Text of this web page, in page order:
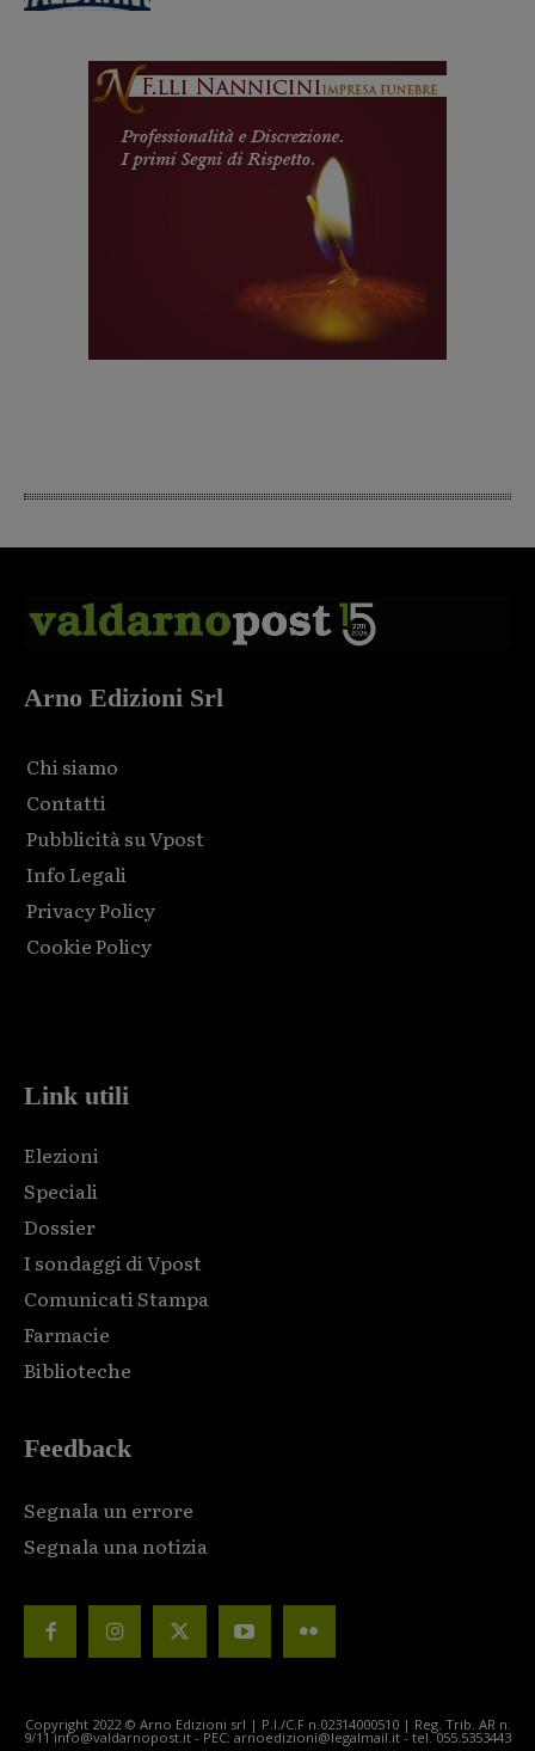
Arno Edizioni Srl
Chi siamo
Contatti
Pubblicità su Vpost
Info Legali
Privacy Policy
Cookie Policy
Link utili
Elezioni
Speciali
Dossier
I sondaggi di Vpost
Comunicati Stampa
Farmacie
Biblioteche
Feedback
Segnala un errore
Segnala una notizia
Copyright 2022 © Arno Edizioni srl | P.I./C.F n.02314000510 | Reg. Trib. AR n.
9/11 info@valdarnopost.it - PEC: arnoedizioni@legalmail.it - tel. 055.5353443